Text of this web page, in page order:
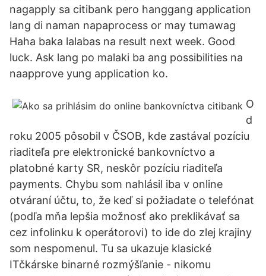
nagapply sa citibank pero hanggang application
lang di naman napaprocess or may tumawag
Haha baka lalabas na result next week. Good
luck. Ask lang po malaki ba ang possibilities na
naapprove yung application ko.
O
d
roku 2005 pôsobil v ČSOB, kde zastával pozíciu
riaditeľa pre elektronické bankovníctvo a
platobné karty SR, neskôr pozíciu riaditeľa
payments. Chybu som nahlásil iba v online
otváraní účtu, to, že keď si požiadate o telefónat
(podľa mňa lepšia možnosť ako preklikávať sa
cez infolinku k operátorovi) to ide do zlej krajiny
som nespomenul. Tu sa ukazuje klasické
ITčkárske binarné rozmýšľanie - nikomu